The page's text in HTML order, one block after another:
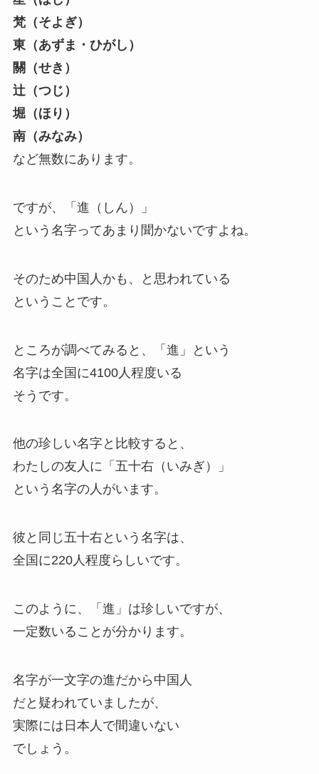
梵（そよぎ）
東（あずま・ひがし）
關（せき）
辻（つじ）
堀（ほり）
南（みなみ）
など無数にあります。
ですが、「進（しん）」
という名字ってあまり聞かないですよね。
そのため中国人かも、と思われている
ということです。
ところが調べてみると、「進」という
名字は全国に4100人程度いる
そうです。
他の珍しい名字と比較すると、
わたしの友人に「五十右（いみぎ）」
という名字の人がいます。
彼と同じ五十右という名字は、
全国に220人程度らしいです。
このように、「進」は珍しいですが、
一定数いることが分かります。
名字が一文字の進だから中国人
だと疑われていましたが、
実際には日本人で間違いない
でしょう。